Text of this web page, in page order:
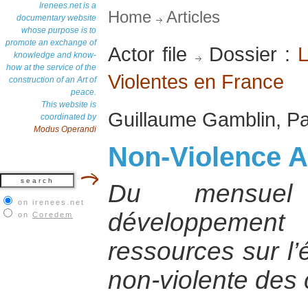
Irenees.net is a
documentary website
whose purpose is to
promote an exchange of
knowledge and know-
how at the service of the
construction of an Art of
peace.
This website is
coordinated by
Modus Operandi
on irenees.net
on Coredem
Home Articles
Actor file Dossier :
Violentes en France
Guillaume Gamblin,
Non-Violence
Du
ressources sur
non-violente des